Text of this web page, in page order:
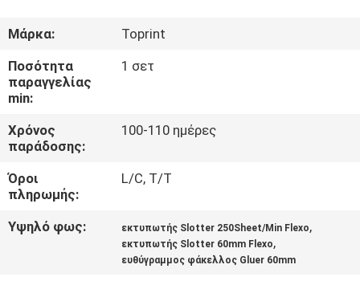
ΠΕΡΊΠΟΥ
ΕΜΕΊΣ
ΓΎΡΟΣ
ΠΟΙΟΤΙΚΌΣ
ΈΛΕΓΧΟΣ
Μάρκα:
Toprint
Ποσότητα
παραγγελίας
min:
1 σετ
Χρόνος
παράδοσης:
100-110 ημέρες
Όροι
πληρωμής:
L/C, T/T
Υψηλό φως: εκτυπωτής Slotter 250Sheet/Min Flexo,
εκτυπωτής Slotter 60mm Flexo,
ευθύγραμμος φάκελλος Gluer 60mm